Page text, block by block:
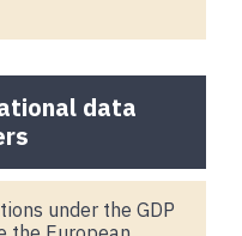
data
under the GDP